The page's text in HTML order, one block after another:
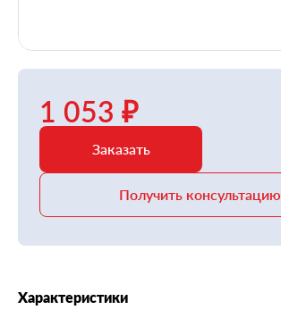
1 053 ₽
Заказать
Получить консультацию
Характеристики